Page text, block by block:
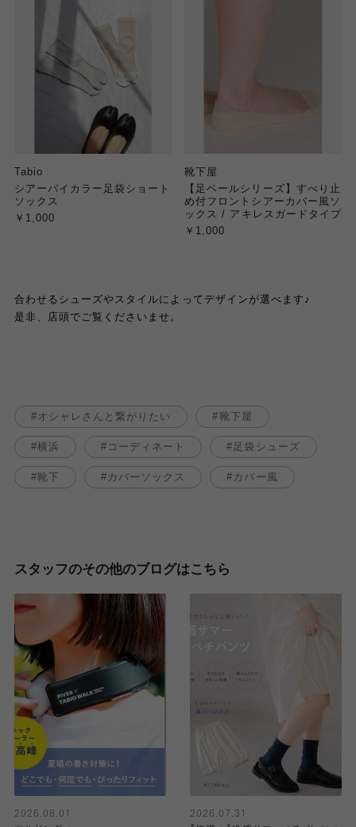
Tabio
シアーバイカラー足袋ショート
ソックス
￥1,000
靴下屋
【足ベールシリーズ】すべり止
め付フロントシアーカバー風ソ
ックス / アキレスガードタイプ
￥1,000
合わせるシューズやスタイルによってデザインが選べます♪
是非、店頭でご覧くださいませ。
オシャレさんと繋がりたい 靴下屋
横浜 コーディネート 足袋シューズ
靴下 カバーソックス カバー風
スタッフのその他のブログはこちら
2026.08.01
2026.07.31